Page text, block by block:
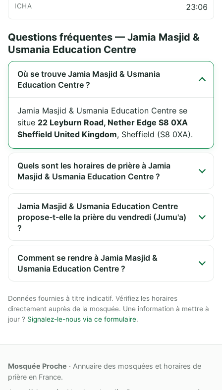
23:06
Questions fréquentes — Jamia Masjid &
Usmania Education Centre
Où se trouve Jamia Masjid & Usmania
Education Centre ?
Jamia Masjid & Usmania Education Centre se
situe 22 Leyburn Road, Nether Edge S8 0XA
Sheffield United Kingdom, Sheffield (S8 0XA).
Quels sont les horaires de prière à Jamia
Masjid & Usmania Education Centre ?
Jamia Masjid & Usmania Education Centre
propose-t-elle la prière du vendredi (Jumu'a)
?
Comment se rendre à Jamia Masjid &
Usmania Education Centre ?
Données fournies à titre indicatif. Vérifiez les horaires
directement auprès de la mosquée. Une information à mettre à
jour ? Signalez-le-nous via ce formulaire.
Mosquée Proche · Annuaire des mosquées et horaires de
prière en France.